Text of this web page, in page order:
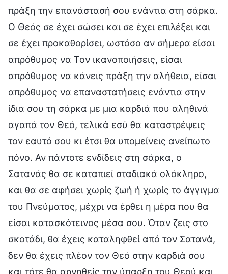
πράξη την επανάστασή σου ενάντια στη σάρκα.
Ο Θεός σε έχει σώσει και σε έχει επιλέξει και
σε έχει προκαθορίσει, ωστόσο αν σήμερα είσαι
απρόθυμος να Τον ικανοποιήσεις, είσαι
απρόθυμος να κάνεις πράξη την αλήθεια, είσαι
απρόθυμος να επαναστατήσεις ενάντια στην
ίδια σου τη σάρκα με μια καρδιά που αληθινά
αγαπά τον Θεό, τελικά εσύ θα καταστρέψεις
τον εαυτό σου κι έτσι θα υπομείνεις ανείπωτο
πόνο. Αν πάντοτε ενδίδεις στη σάρκα, ο
Σατανάς θα σε καταπιεί σταδιακά ολόκληρο,
και θα σε αφήσει χωρίς ζωή ή χωρίς το άγγιγμα
του Πνεύματος, μέχρι να έρθει η μέρα που θα
είσαι κατασκότεινος μέσα σου. Όταν ζεις στο
σκοτάδι, θα έχεις καταληφθεί από τον Σατανά,
δεν θα έχεις πλέον τον Θεό στην καρδιά σου
και τότε θα αρνηθείς την ύπαρξη του Θεού και